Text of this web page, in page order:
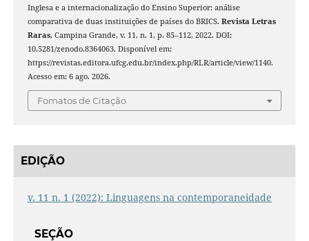
Inglesa e a internacionalização do Ensino Superior: análise
comparativa de duas instituições de países do BRICS. Revista Letras
Raras, Campina Grande, v. 11, n. 1, p. 85–112, 2022. DOI:
10.5281/zenodo.8364063. Disponível em:
https://revistas.editora.ufcg.edu.br/index.php/RLR/article/view/1140.
Acesso em: 6 ago. 2026.
Fomatos de Citação
EDIÇÃO
v. 11 n. 1 (2022): Linguagens na contemporaneidade
SEÇÃO